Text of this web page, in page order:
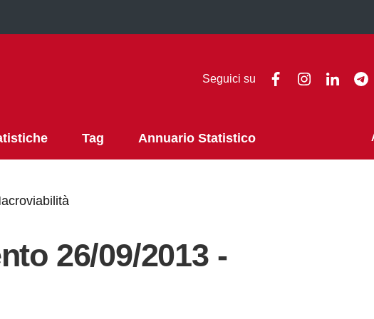
Seguici su FacebookInstagram
Tag Annuario Statistico
26/09/2013 -